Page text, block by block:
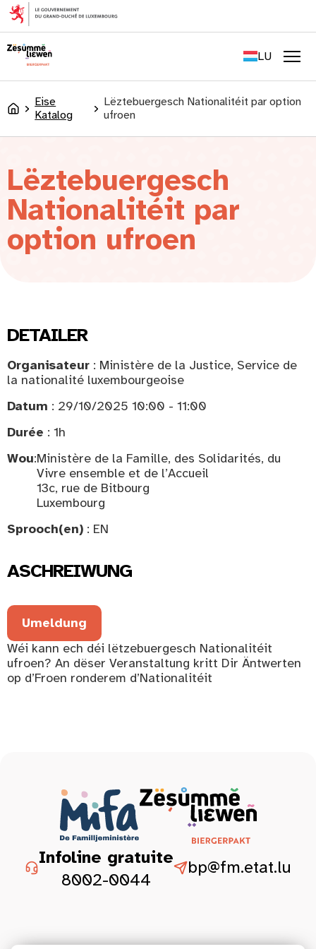
content
LU
DE
Accueil
Eise
Katalog
Lëztebuergesch Nationalitéit par option
ufroen
Lëztebuergesch
Nationalitéit par
option ufroen
DETAILER
Organisateur : Ministère de la Justice, Service de
la nationalité luxembourgeoise
Datum : 29/10/2025 10:00 - 11:00
Durée : 1h
Wou:Ministère de la Famille, des Solidarités, du
Vivre ensemble et de l’Accueil
13c, rue de Bitbourg
Luxembourg
Sprooch(en) : EN
ASCHREIWUNG
Umeldung
Wéi kann ech déi lëtzebuergesch Nationalitéit
ufroen? An dëser Veranstaltung kritt Dir Äntwerten
op d’Froen ronderem d’Nationalitéit
Infoline gratuite
8002-0044
bp@fm.etat.lu